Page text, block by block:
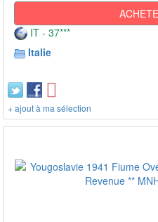
IT - 37***
Italie
+ ajout à ma sélection